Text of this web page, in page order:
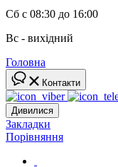
Сб с 08:30 до 16:00
Вс - вихідний
Головна
Контакти
Дивилися
Закладки
Порівняння